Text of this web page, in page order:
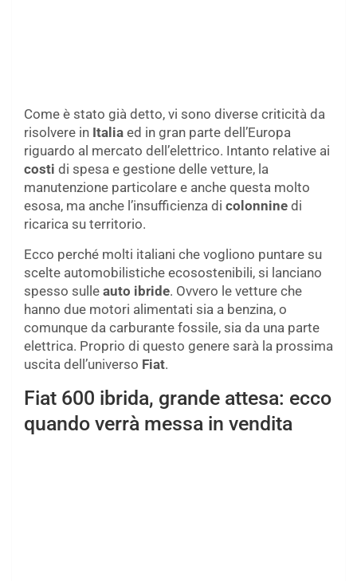
Come è stato già detto, vi sono diverse criticità da
risolvere in Italia ed in gran parte dell’Europa
riguardo al mercato dell’elettrico. Intanto relative ai
costi di spesa e gestione delle vetture, la
manutenzione particolare e anche questa molto
esosa, ma anche l’insufficienza di colonnine di
ricarica su territorio.
Ecco perché molti italiani che vogliono puntare su
scelte automobilistiche ecosostenibili, si lanciano
spesso sulle auto ibride. Ovvero le vetture che
hanno due motori alimentati sia a benzina, o
comunque da carburante fossile, sia da una parte
elettrica. Proprio di questo genere sarà la prossima
uscita dell’universo Fiat.
Fiat 600 ibrida, grande attesa: ecco
quando verrà messa in vendita